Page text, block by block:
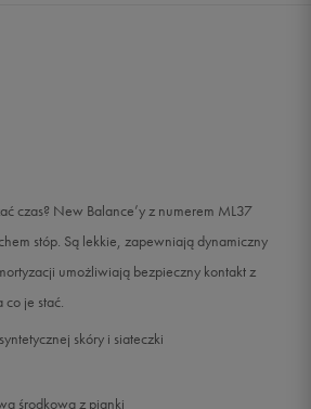
Powiadom o dostępności
Powiadom o dostępności
czas? New Balance’y z numerem ML37
stóp. Są lekkie, zapewniają dynamiczny
umożliwiają bezpieczny kontakt z
je stać.
skóry i siateczki
środkowa z pianki